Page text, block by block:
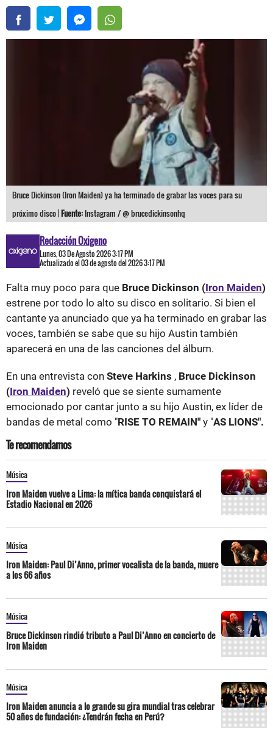
Bruce Dickinson (Iron Maiden) ya ha terminado de grabar las voces para su
próximo disco |Fuente: Instagram / @ brucedickinsonhq
Redacción Oxigeno
Lunes, 03 De Agosto 2026 3:17 PM
Actualizado el 03 de agosto del 2026 3:17 PM
Falta muy poco para que Bruce Dickinson (Iron Maiden)
estrene por todo lo alto su disco en solitario. Si bien el
cantante ya anunciado que ya ha terminado en grabar las
voces, también se sabe que su hijo Austin también
aparecerá en una de las canciones del álbum.
En una entrevista con Steve Harkins , Bruce Dickinson
(Iron Maiden) reveló que se siente sumamente
emocionado por cantar junto a su hijo Austin, ex líder de
bandas de metal como "RISE TO REMAIN" y "AS LIONS".
Te recomendamos
Música
Iron Maiden vuelve a Lima: la mítica banda conquistará el
Estadio Nacional en 2026
Música
Iron Maiden: Paul Di’Anno, primer vocalista de la banda, muere
a los 66 años
Música
Bruce Dickinson rindió tributo a Paul Di’Anno en concierto de
Iron Maiden
Música
Iron Maiden anuncia a lo grande su gira mundial tras celebrar
50 años de fundación: ¿Tendrán fecha en Perú?